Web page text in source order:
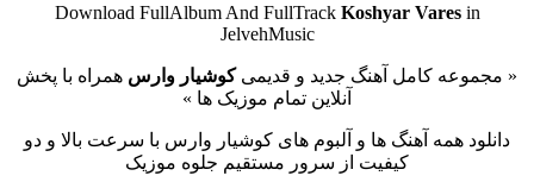
Download FullAlbum And FullTrackKoshyar Varesin
JelvehMusic
« مجموعه کامل آهنگ جدید و قدیمی کوشیار وارس همراه با پخش
آنلاین تمام موزیک ها »
دانلود همه آهنگ ها و آلبوم های کوشیار وارس با سرعت بالا و دو
کیفیت از سرور مستقیم جلوه موزیک